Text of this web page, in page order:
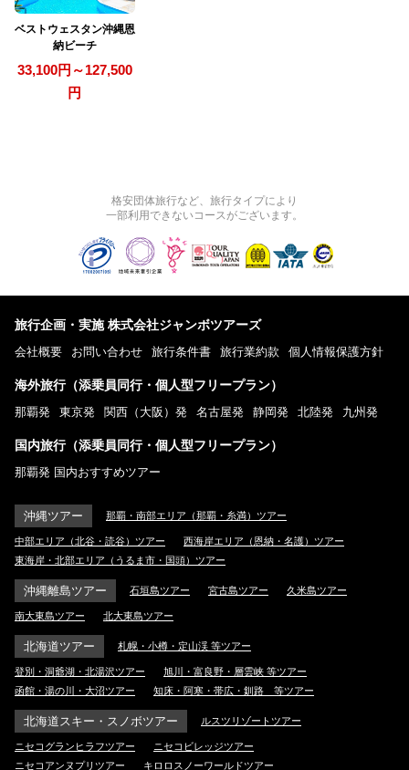
ベストウェスタン沖縄恩
納ビーチ
33,100円～127,500
円
格安団体旅行など、旅行タイプにより
一部利用できないコースがございます。
旅行企画・実施 株式会社ジャンボツアーズ
会社概要 お問い合わせ 旅行条件書 旅行業約款 個人情報保護方針
海外旅行（添乗員同行・個人型フリープラン）
那覇発 東京発 関西（大阪）発 名古屋発 静岡発 北陸発 九州発
国内旅行（添乗員同行・個人型フリープラン）
那覇発 国内おすすめツアー
沖縄ツアー 那覇・南部エリア（那覇・糸満）ツアー
中部エリア（北谷・読谷）ツアー
西海岸エリア（恩納・名護）ツアー
東海岸・北部エリア（うるま市・国頭）ツアー
沖縄離島ツアー 石垣島ツアー 宮古島ツアー 久米島ツアー
南大東島ツアー 北大東島ツアー
北海道ツアー 札幌・小樽・定山渓 等ツアー
登別・洞爺湖・北湯沢ツアー
旭川・富良野・層雲峡 等ツアー
函館・湯の川・大沼ツアー
知床・阿寒・帯広・釧路 等ツアー
北海道スキー・スノボツアー ルスツリゾートツアー
ニセコグランヒラフツアー
ニセコビレッジツアー
ニセコアンヌプリツアー
キロロスノーワールドツアー